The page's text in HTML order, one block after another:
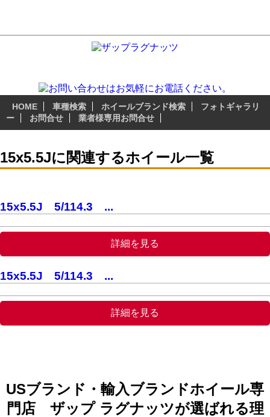
HOME 車種検索 ホイールブランド検索
フォトギャラリ
ー
お問合せ 業者様専用お問合せ
15x5.5Jに関連するホイール一覧
15x5.5J 5/114.3 ...
詳細を見る
15x5.5J 5/114.3 ...
詳細を見る
USブランド・輸入ブランドホイール専
門店 ザップ ラグナッツが選ばれる理